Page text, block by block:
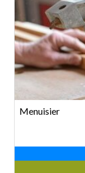
Menuisier